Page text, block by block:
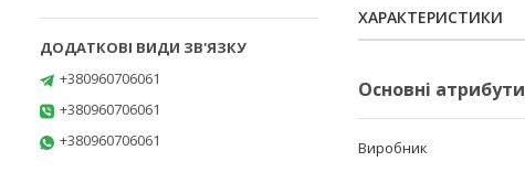
ХАРАКТЕРИСТИКИ
Основні атрибути
Виробник
+380960706061
+380960706061
+380960706061